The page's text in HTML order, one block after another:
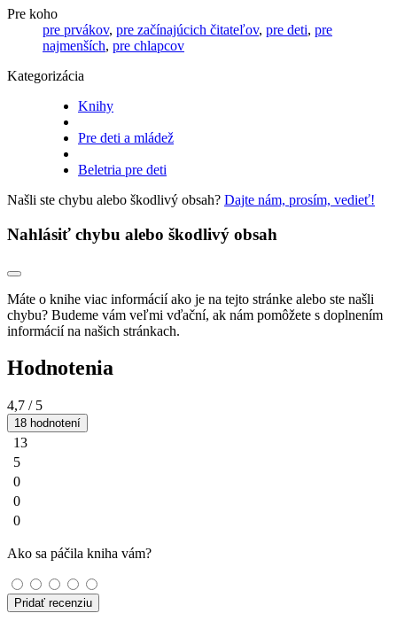
Pre koho
pre prvákov, pre začínajúcich čitateľov, pre deti, pre
najmenších, pre chlapcov
Kategorizácia
Knihy
Pre deti a mládež
Beletria pre deti
Našli ste chybu alebo škodlivý obsah? Dajte nám, prosím, vedieť!
Nahlásiť chybu alebo škodlivý obsah
Máte o knihe viac informácií ako je na tejto stránke alebo ste našli
chybu? Budeme vám veľmi vďační, ak nám pomôžete s doplnením
informácií na našich stránkach.
Hodnotenia
4,7 / 5
18 hodnotení
13
5
0
0
0
Ako sa páčila kniha vám?
Pridať recenziu